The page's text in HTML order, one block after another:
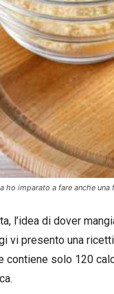
ho imparato a fare anche
l’idea di dover
vi presento una
contiene solo 120